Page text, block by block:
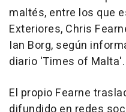
maltés, entre los que
Exteriores, Chris
Ian Borg, según
diario 'Times of Malta'.
El propio Fearne